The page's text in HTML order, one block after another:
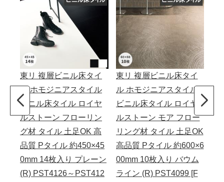
東リ 複層ビニル床タイ
ル ホモジニアスタイル
ビニル床タイル ロイヤ
ルストーン フローリン
グ材 タイル 土足OK 高
品質 Pタイル 約450×45
0mm 14枚入り プレーン
(R) PST4126～PST412
東リ 複層ビニル床タイ
ル ホモジニアスタイル
ビニル床タイル ロイヤ
ルストーン モア フロー
リング材 タイル 土足OK
高品質 Pタイル 約600×6
00mm 10枚入り バウム
ライン (R) PST4099 [F